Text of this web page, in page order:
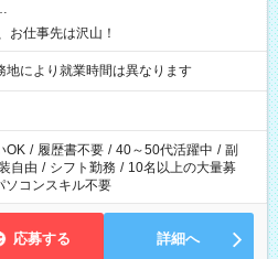
お仕事先は沢山！
により就業時間は異なります
OK / 履歴書不要 / 40～50代活躍中 / 副
自由 / シフト勤務 / 10名以上の大量募
ソコンスキル不要
応募する 詳細へ